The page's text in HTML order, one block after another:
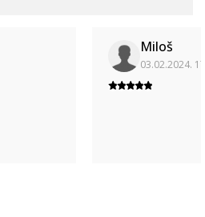
Miloš
03.02.2024.